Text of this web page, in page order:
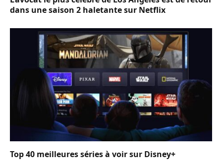
dans une saison 2 haletante sur Netflix
Top 40 meilleures séries à voir sur Disney+